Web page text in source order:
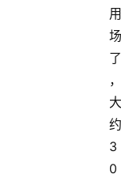
用
场
了
，
大
约
3
0